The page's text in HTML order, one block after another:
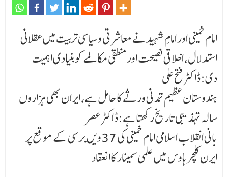
امام خمینی اور امامِ شہید نے معاشرتی و سیاسی تربیت میں عقلانی
استدلال، اخلاقی نصیحت اور منطقی مکالمے کو بنیادی اہمیت
دی:ڈاکٹر فتح علی
ہندوستان عظیم تمدنی ورثے کا حامل ہے، ایران بھی ہزاروں
سالہ تہذیبی تاریخ رکھتا ہے:ڈاکٹر عصر
بانی انقلاب اسلامی امام خمینی کی 37ویں برسی کے موقع پر
ایرن کلچر ہاوس میں علمی سمینار کا انعقاد